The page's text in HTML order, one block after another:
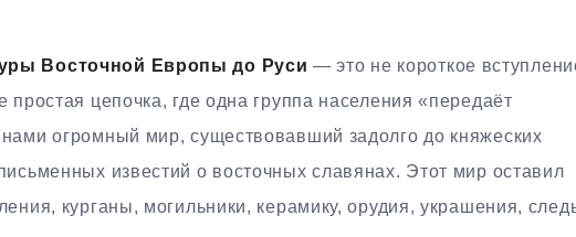
Восточной Европы до Руси — это не короткое
простая цепочка, где одна группа населения «передаёт
огромный мир, существовавший задолго до княжеских
известий о восточных славянах. Этот мир оставил
курганы, могильники, керамику, орудия, украшения,